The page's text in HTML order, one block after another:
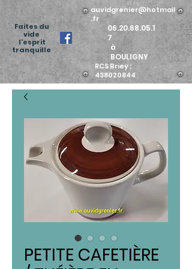
Faites du
vide
l'esprit
tranquille
auvidgrenier@hotmail
.fr
06.20.68.05.1
7
à
BOULIGNY
RCS Briey :
438020844
PETITE CAFETIÈRE